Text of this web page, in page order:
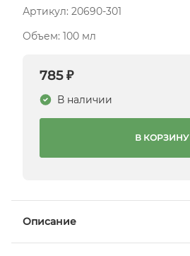
Артикул: 20690-301
Объем: 100 мл
785 ₽
В наличии
В КОРЗИНУ
Описание